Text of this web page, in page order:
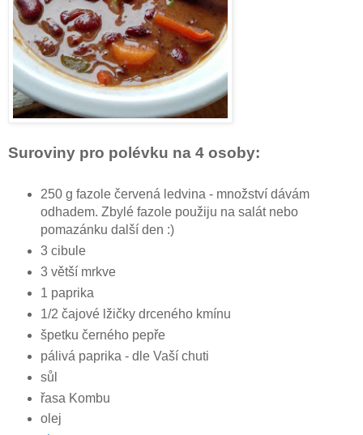
Suroviny pro polévku na 4 osoby:
250 g fazole červená ledvina - množství dávám
odhadem. Zbylé fazole použiju na salát nebo
pomazánku další den :)
3 cibule
3 větší mrkve
1 paprika
1/2 čajové lžičky drceného kmínu
špetku černého pepře
pálivá paprika - dle Vaší chuti
sůl
řasa Kombu
olej